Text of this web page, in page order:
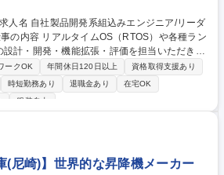
計・開発・機能拡張・評価を担当いただきま
組み込んだシステム向けの開発支援ツールの開
ムOS（RT
スタック、USBスタック、ファイルシステム
経験・スキル・ご志向に応じて、担当領域を決
ークOK 年間休日120日以上
資格取得支援あり
時短勤務あり 退職金あり
在宅OK
服装自由
(尼崎)】世界的な昇降機メーカー